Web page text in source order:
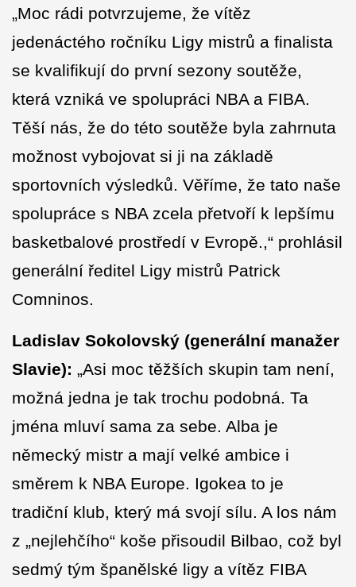
„Moc rádi potvrzujeme, že vítěz
jedenáctého ročníku Ligy mistrů a finalista
se kvalifikují do první sezony soutěže,
která vzniká ve spolupráci NBA a FIBA.
Těší nás, že do této soutěže byla zahrnuta
možnost vybojovat si ji na základě
sportovních výsledků. Věříme, že tato naše
spolupráce s NBA zcela přetvoří k lepšímu
basketbalové prostředí v Evropě.,“ prohlásil
generální ředitel Ligy mistrů Patrick
Comninos.
Ladislav Sokolovský (generální manažer
Slavie): „Asi moc těžších skupin tam není,
možná jedna je tak trochu podobná. Ta
jména mluví sama za sebe. Alba je
německý mistr a mají velké ambice i
směrem k NBA Europe. Igokea to je
tradiční klub, který má svojí sílu. A los nám
z „nejlehčího“ koše přisoudil Bilbao, což byl
sedmý tým španělské ligy a vítěz FIBA